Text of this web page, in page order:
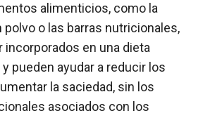
alimenticios, como la
polvo o las barras nutricionales,
incorporados en una dieta
pueden ayudar a reducir los
la saciedad, sin los
asociados con los